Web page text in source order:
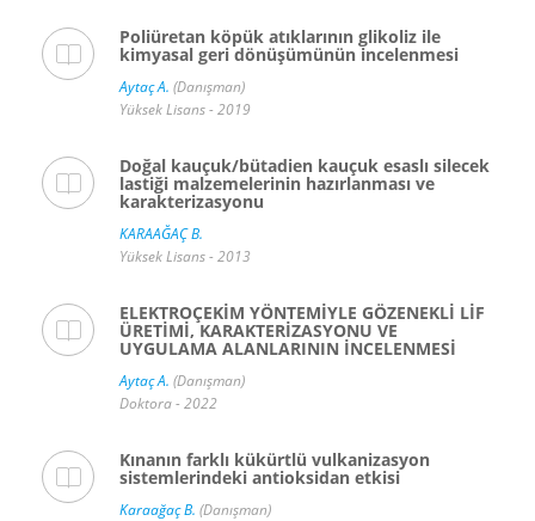
Poliüretan köpük atıklarının glikoliz ile
kimyasal geri dönüşümünün incelenmesi
Aytaç A. (Danışman)
Yüksek Lisans - 2019
Doğal kauçuk/bütadien kauçuk esaslı silecek
lastiği malzemelerinin hazırlanması ve
karakterizasyonu
KARAAĞAÇ B.
Yüksek Lisans - 2013
ELEKTROÇEKİM YÖNTEMİYLE GÖZENEKLİ LİF
ÜRETİMİ, KARAKTERİZASYONU VE
UYGULAMA ALANLARININ İNCELENMESİ
Aytaç A. (Danışman)
Doktora - 2022
Kınanın farklı kükürtlü vulkanizasyon
sistemlerindeki antioksidan etkisi
Karaağaç B. (Danışman)